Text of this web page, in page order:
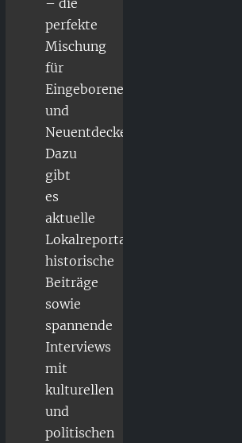
perfekte
Mischung
für
Eingeborene
und
Neuentdecker.
Dazu
gibt
es
aktuelle
Lokalreportagen,
historische
Beiträge
sowie
spannende
Interviews
mit
kulturellen
und
politischen